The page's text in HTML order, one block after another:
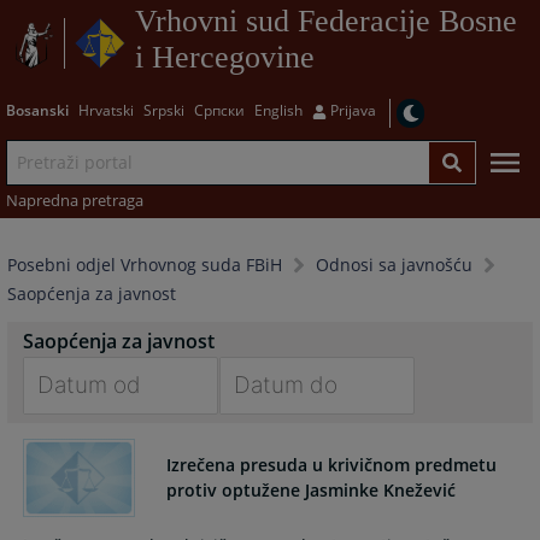
Vrhovni sud Federacije Bosne
i Hercegovine
Bosanski Hrvatski Srpski Српски English Prijava
Napredna pretraga
Posebni odjel Vrhovnog suda FBiH
Odnosi sa javnošću
Saopćenja za javnost
Saopćenja za javnost
forward
interact
to
interact
Izrečena presuda u krivičnom predmetu
protiv optužene Jasminke Knežević